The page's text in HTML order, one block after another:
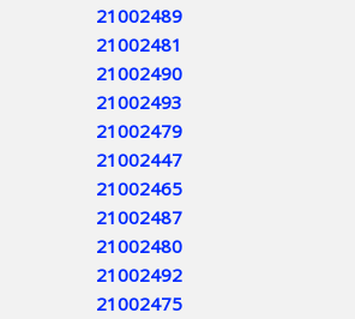
21002489
21002481
21002490
21002493
21002479
21002447
21002465
21002487
21002480
21002492
21002475